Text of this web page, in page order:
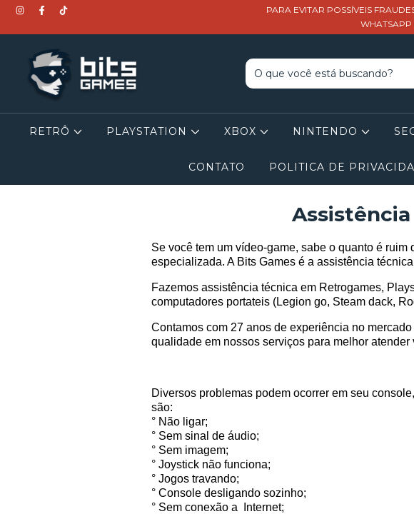
PARA EVITAR POSSÍVEIS
WHATSAPP
RETRÔ PLAYSTATION XBOX NINTENDO
CONTATO POLITICA DE
Se você tem um vídeo-game, sabe o quanto é
especializada. A Bits Games é a assistência
Fazemos assistência técnica em Retrogames,
computadores portateis (Legion go, Steam dack,
Contamos com 27 anos de experiência no
qualidade em nossos serviços para melhor atender
Diversos problemas podem ocorrer em seu
são:
° Não ligar;
° Sem sinal de áudio;
° Sem imagem;
° Joystick não funciona;
° Jogos travando;
° Console desligando sozinho;
° Sem conexão a Internet;